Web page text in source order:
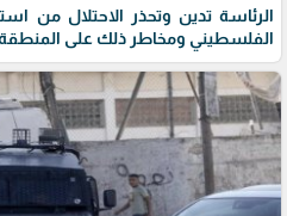
الرئاسة تدين وتحذر الاحتلال من
الفلسطيني ومخاطر ذلك على